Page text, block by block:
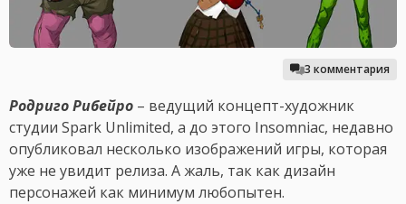
3 комментария
Родриго Рибейро – ведущий концепт-художник
студии Spark Unlimited, а до этого Insomniac, недавно
опубликовал несколько изображений игры, которая
уже не увидит релиза. А жаль, так как дизайн
персонажей как минимум любопытен.